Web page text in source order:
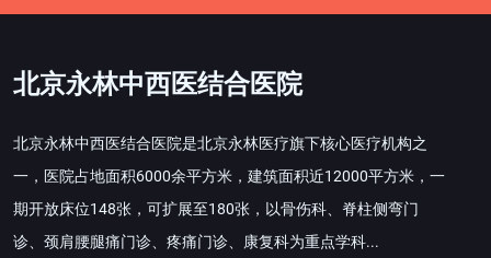
北京永林中西医结合医院
北京永林中西医结合医院是北京永林医疗旗下核心医疗机构之
一，医院占地面积6000余平方米，建筑面积近12000平方米，一
期开放床位148张，可扩展至180张，以骨伤科、脊柱侧弯门
诊、颈肩腰腿痛门诊、疼痛门诊、康复科为重点学科...